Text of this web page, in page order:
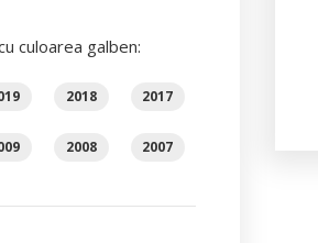
culoarea galben:
2018 2017
2008 2007